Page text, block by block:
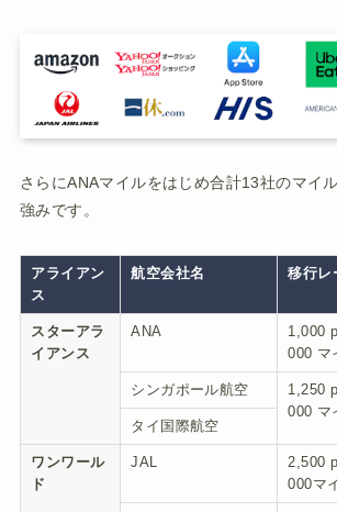
さらにANAマイルをはじめ合計13社のマイ
強みです。
アライアン
ス
航空会社名 移行レ
スターアラ
イアンス
ANA
1,000
000 マ
シンガポール航空
1,250
000 マ
タイ国際航空
ワンワール
ド
JAL
2,500
000マ